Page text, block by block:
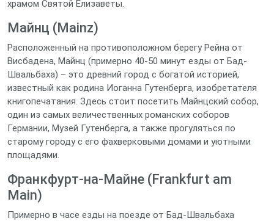
храмом Святой Елизаветы.
Майнц (Mainz)
Расположенный на противоположном берегу Рейна от
Висбадена, Майнц (примерно 40-50 минут езды от Бад-
Швальбаха) – это древний город с богатой историей,
известный как родина Иоганна Гутенберга, изобретателя
книгопечатания. Здесь стоит посетить Майнцский собор,
один из самых величественных романских соборов
Германии, Музей Гутенберга, а также прогуляться по
старому городу с его фахверковыми домами и уютными
площадями.
Франкфурт-на-Майне (Frankfurt am
Main)
Примерно в часе езды на поезде от Бад-Швальбаха